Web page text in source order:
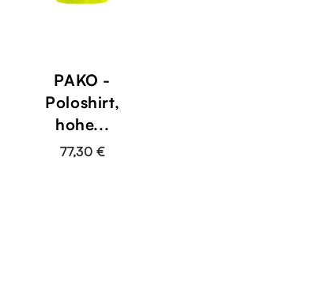
PAKO -
Poloshirt,
hohe...
77,30 €